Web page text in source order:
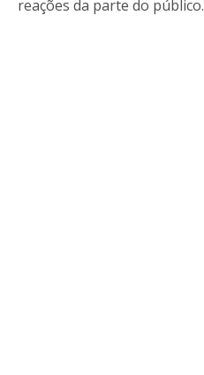
reações da parte do público.